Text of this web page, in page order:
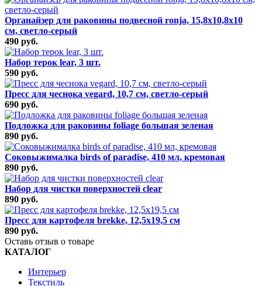
Органайзер для раковины подвесной ronja, 15,8х10,8х10
см, светло-серый
490 руб.
Набор терок lear, 3 шт.
590 руб.
Пресс для чеснока vegard, 10,7 см, светло-серый
690 руб.
Подложка для раковины foliage большая зеленая
890 руб.
Соковыжималка birds of paradise, 410 мл, кремовая
890 руб.
Набор для чистки поверхностей clear
890 руб.
Пресс для картофеля brekke, 12,5х19,5 см
890 руб.
Оставь отзыв о товаре
КАТАЛОГ
Интерьер
Текстиль